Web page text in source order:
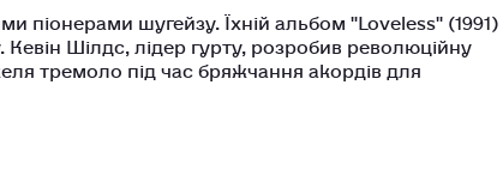
піонерами шугейзу. Їхній альбом "Loveless" (1991)
Шілдс, лідер гурту, розробив революційну
тремоло під час бряжчання акордів для